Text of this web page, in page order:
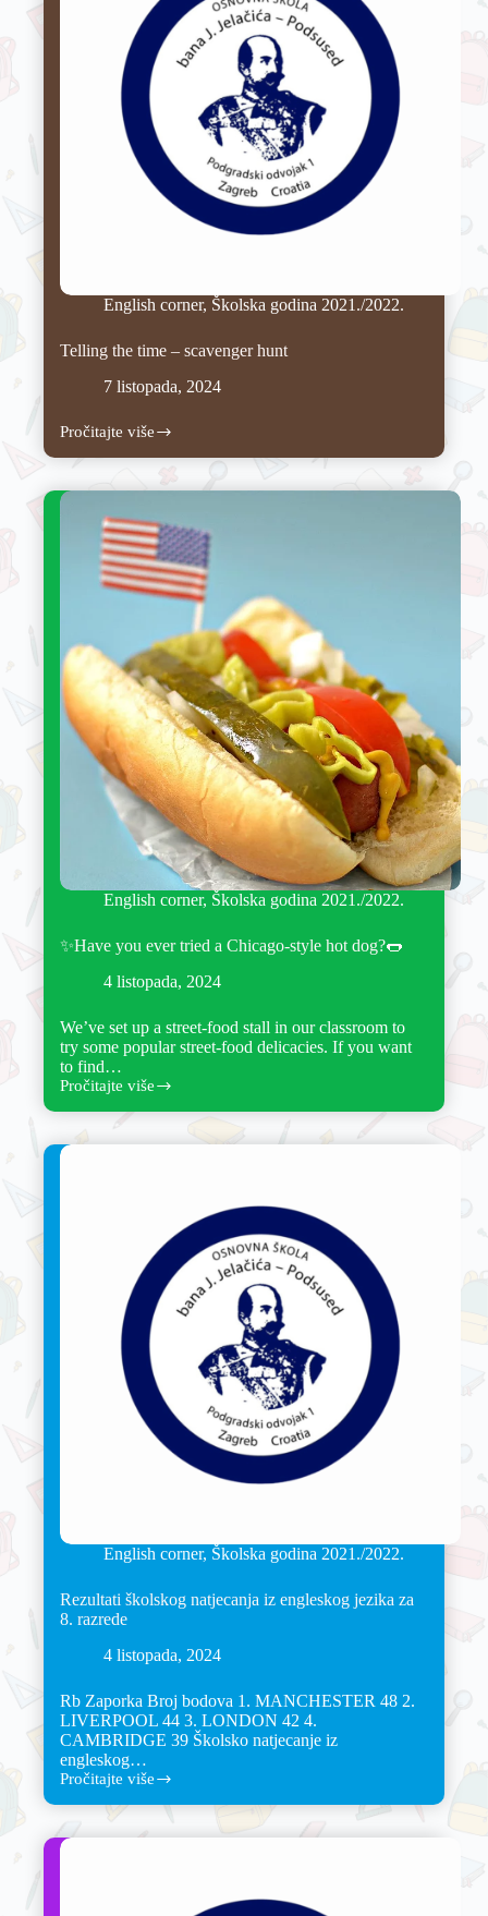
English corner, Školska godina 2021./2022.
Telling the time – scavenger hunt
7 listopada, 2024
Pročitajte više
English corner, Školska godina 2021./2022.
✨Have you ever tried a Chicago-style hot dog?🌭
4 listopada, 2024
We’ve set up a street-food stall in our classroom to
try some popular street-food delicacies. If you want
to find…
Pročitajte više
English corner, Školska godina 2021./2022.
Rezultati školskog natjecanja iz engleskog jezika za
8. razrede
4 listopada, 2024
Rb Zaporka Broj bodova 1. MANCHESTER 48 2.
LIVERPOOL 44 3. LONDON 42 4.
CAMBRIDGE 39 Školsko natjecanje iz
engleskog…
Pročitajte više